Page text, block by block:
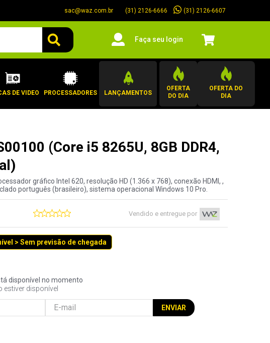
sac@waz.com.br (31) 2126-6666 (31) 2126-6607
Faça seu login
DE VIDEO PROCESSADORES LANÇAMENTOS
OFERTA
DO DIA
OFERTA DO
DIA
(Core i5 8265U, 8GB DDR4,
gráfico Intel 620, resolução HD (1.366 x 768), conexão HDMI, ,
português (brasileiro), sistema operacional Windows 10 Pro.
Vendido e entregue por
> Sem previsão de chegada
disponível no momento
estiver disponível
ENVIAR